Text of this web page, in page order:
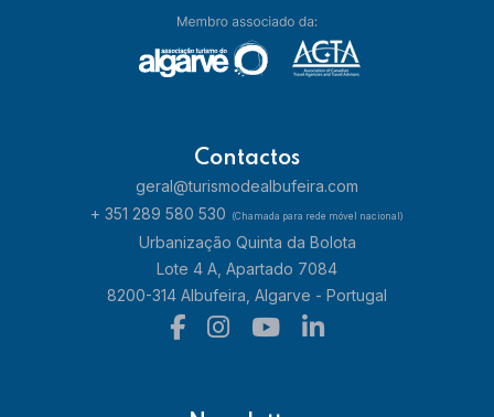
Contactos
geral@turismodealbufeira.com
+ 351 289 580 530
(Chamada para rede móvel nacional)
Urbanização Quinta da Bolota
Lote 4 A, Apartado 7084
8200-314 Albufeira, Algarve - Portugal